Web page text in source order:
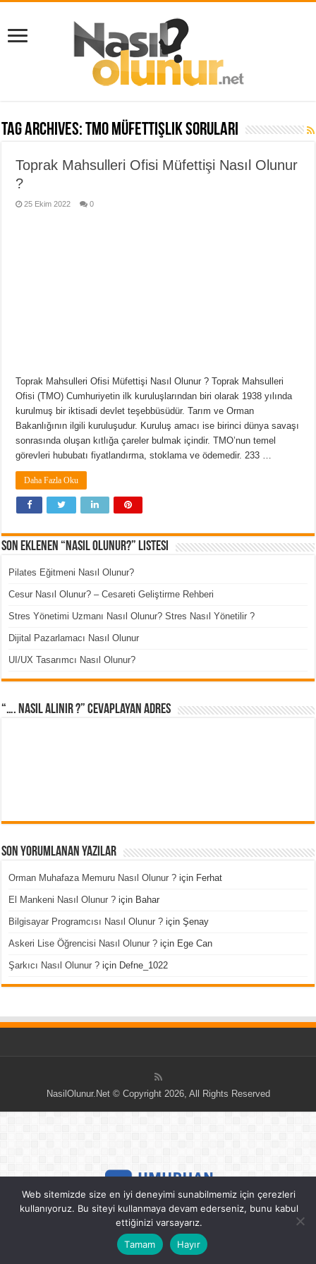
Tag Archives:tmo müfettişlik soruları
Toprak Mahsulleri Ofisi Müfettişi Nasıl Olunur
?
25 Ekim 2022 0
Toprak Mahsulleri Ofisi Müfettişi Nasıl Olunur ? Toprak Mahsulleri
Ofisi (TMO) Cumhuriyetin ilk kuruluşlarından biri olarak 1938 yılında
kurulmuş bir iktisadi devlet teşebbüsüdür. Tarım ve Orman
Bakanlığının ilgili kuruluşudur. Kuruluş amacı ise birinci dünya savaşı
sonrasında oluşan kıtlığa çareler bulmak içindir. TMO’nun temel
görevleri hububatı fiyatlandırma, stoklama ve ödemedir. 233 …
Daha Fazla Oku
Son Eklenen “Nasıl Olunur?” Listesi
Pilates Eğitmeni Nasıl Olunur?
Cesur Nasıl Olunur? – Cesareti Geliştirme Rehberi
Stres Yönetimi Uzmanı Nasıl Olunur? Stres Nasıl Yönetilir ?
Dijital Pazarlamacı Nasıl Olunur
UI/UX Tasarımcı Nasıl Olunur?
“…. Nasıl Alınır ?” cevaplayan adres
Son Yorumlanan Yazılar
Orman Muhafaza Memuru Nasıl Olunur ? için Ferhat
El Mankeni Nasıl Olunur ? için Bahar
Bilgisayar Programcısı Nasıl Olunur ? içinŞenay
Askeri Lise Öğrencisi Nasıl Olunur ? için Ege Can
Şarkıcı Nasıl Olunur ? için Defne_1022
NasilOlunur.Net © Copyright 2026, All Rights Reserved
Web sitemizde size en iyi deneyimi sunabilmemiz için çerezleri
kullanıyoruz. Bu siteyi kullanmaya devam ederseniz, bunu kabul
ettiğinizi varsayarız.
Tamam
Hayır